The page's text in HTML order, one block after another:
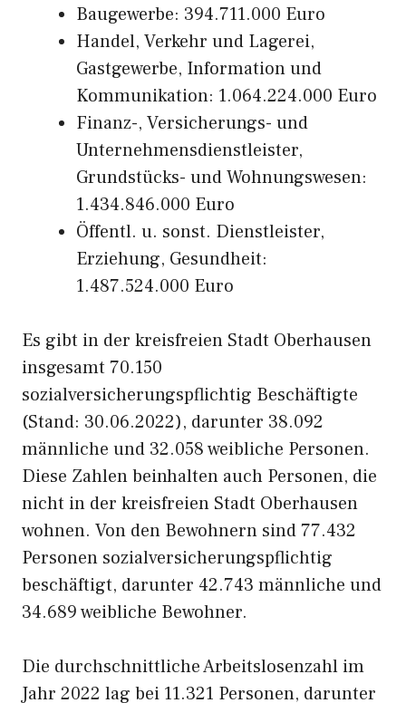
Baugewerbe: 394.711.000 Euro
Handel, Verkehr und Lagerei,
Gastgewerbe, Information und
Kommunikation: 1.064.224.000 Euro
Finanz-, Versicherungs- und
Unternehmensdienstleister,
Grundstücks- und Wohnungswesen:
1.434.846.000 Euro
Öffentl. u. sonst. Dienstleister,
Erziehung, Gesundheit:
1.487.524.000 Euro
Es gibt in der kreisfreien Stadt Oberhausen
insgesamt 70.150
sozialversicherungspflichtig Beschäftigte
(Stand: 30.06.2022), darunter 38.092
männliche und 32.058 weibliche Personen.
Diese Zahlen beinhalten auch Personen, die
nicht in der kreisfreien Stadt Oberhausen
wohnen. Von den Bewohnern sind 77.432
Personen sozialversicherungspflichtig
beschäftigt, darunter 42.743 männliche und
34.689 weibliche Bewohner.
Die durchschnittliche Arbeitslosenzahl im
Jahr 2022 lag bei 11.321 Personen, darunter